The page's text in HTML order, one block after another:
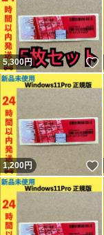
5,300円
1,200円